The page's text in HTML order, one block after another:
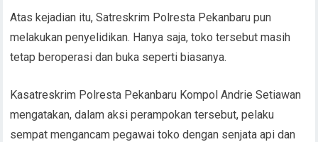
Atas kejadian itu, Satreskrim Polresta Pekanbaru pun
melakukan penyelidikan. Hanya saja, toko tersebut masih
tetap beroperasi dan buka seperti biasanya.
Kasatreskrim Polresta Pekanbaru Kompol Andrie Setiawan
mengatakan, dalam aksi perampokan tersebut, pelaku
sempat mengancam pegawai toko dengan senjata api dan